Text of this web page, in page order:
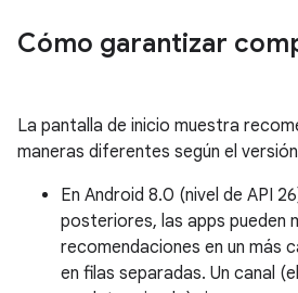
Cómo garantizar
La pantalla de inicio muestra
maneras diferentes según el
En Android 8.0 (nivel de API
posteriores, las apps pueden
recomendaciones en un más
en filas separadas. Un canal